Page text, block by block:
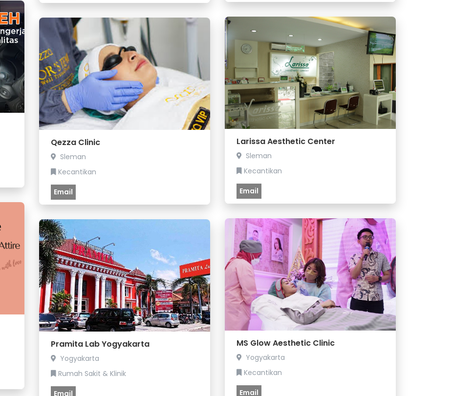
Larissa Aesthetic Center
Sleman
Kecantikan
Email
Qezza Clinic
Sleman
Kecantikan
Email
MS Glow Aesthetic Clinic
Yogyakarta
Kecantikan
Email
Pramita Lab Yogyakarta
Yogyakarta
Rumah Sakit & Klinik
Email